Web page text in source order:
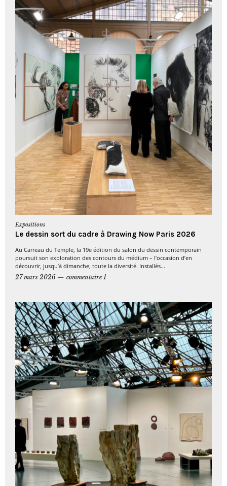
Expositions
Le dessin sort du cadre à Drawing Now Paris 2026
Au Carreau du Temple, la 19e édition du salon du dessin contemporain
poursuit son exploration des contours du médium – l’occasion d’en
découvrir, jusqu’à dimanche, toute la diversité. Installés...
27 mars 2026
commentaire 1